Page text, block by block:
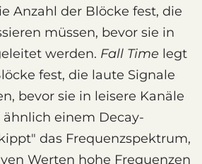
Anzahl der Blöcke fest, die
müssen, bevor sie in
werden. Fall Time legt
fest, die laute Signale
bevor sie in leisere Kanäle
einem Decay-
das Frequenzspektrum,
Werten hohe Frequenzen